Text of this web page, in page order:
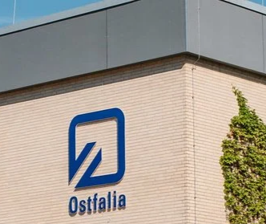
Direkt zum Inhalt